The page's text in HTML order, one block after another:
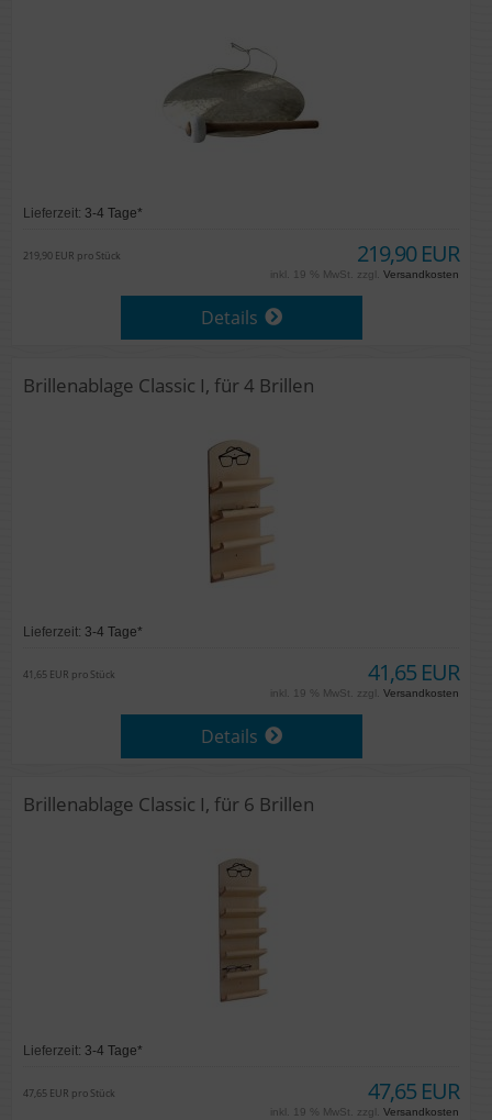
Lieferzeit: 3-4 Tage*
219,90 EUR
219,90 EUR pro Stück
inkl. 19 % MwSt. zzgl.Versandkosten
Details
Brillenablage Classic I, für 4 Brillen
Lieferzeit: 3-4 Tage*
41,65 EUR
41,65 EUR pro Stück
inkl. 19 % MwSt. zzgl.Versandkosten
Details
Brillenablage Classic I, für 6 Brillen
Lieferzeit: 3-4 Tage*
47,65 EUR
47,65 EUR pro Stück
inkl. 19 % MwSt. zzgl.Versandkosten